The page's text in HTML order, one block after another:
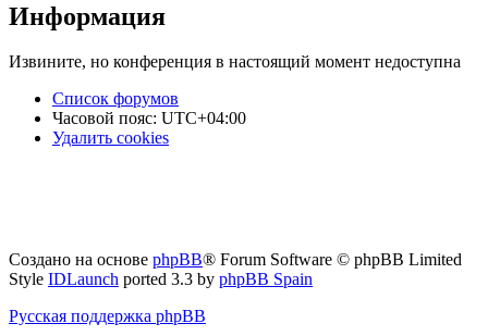
Информация
Извините, но конференция в настоящий момент недоступна
Список форумов
Часовой пояс: UTC+04:00
Удалить cookies
Создано на основе phpBB® Forum Software © phpBB Limited
Style IDLaunch ported 3.3 by phpBB Spain
Русская поддержка phpBB